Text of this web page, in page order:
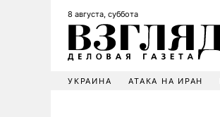
8 августа, суббота
УКРАИНА АТАКА НА ИРАН